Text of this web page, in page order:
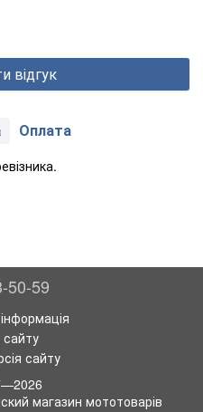
відгук
Оплата
50-59
сайту
магазин мототоварів